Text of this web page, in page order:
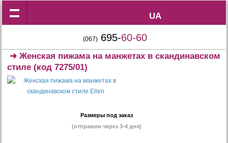
UA
UA
(067) 695-60-60
➜Женская пижама на манжетах в скандинавском
стиле (код 7275/01)
Размеры под заказ
(отправим через 3-4 дня)